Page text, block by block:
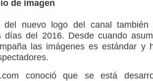
de imagen
del nuevo logo del canal
días del 2016. Desde cuando
las imágenes es estándar y
conoció que se está